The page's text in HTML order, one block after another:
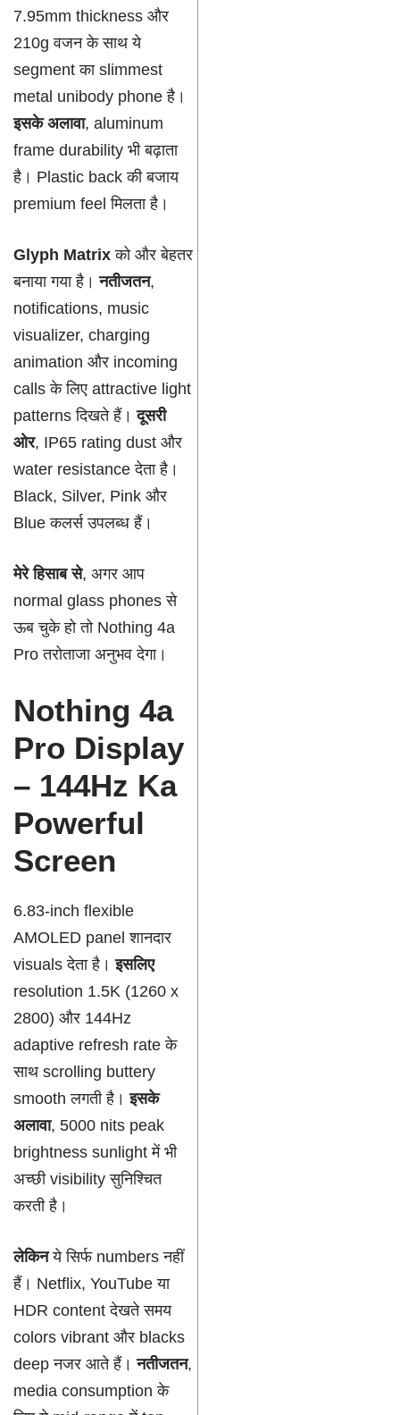
7.95mm thickness और
210g वजन के साथ ये
segment का slimmest
metal unibody phone है।
इसके अलावा, aluminum
frame durability भी बढ़ाता
है। Plastic back की बजाय
premium feel मिलता है।
Glyph Matrix को और बेहतर
बनाया गया है।नतीजतन,
notifications, music
visualizer, charging
animation और incoming
calls के लिए attractive light
patterns दिखते हैं।दूसरी
ओर, IP65 rating dust और
water resistance देता है।
Black, Silver, Pink और
Blue कलर्स उपलब्ध हैं।
मेरे हिसाब से, अगर आप
normal glass phones से
ऊब चुके हो तो Nothing 4a
Pro तरोताजा अनुभव देगा।
Nothing 4a
Pro Display
– 144Hz Ka
Powerful
Screen
6.83-inch flexible
AMOLED panel शानदार
visuals देता है।इसलिए
resolution 1.5K (1260 x
2800) और 144Hz
adaptive refresh rate के
साथ scrolling buttery
smooth लगती है।इसके
अलावा, 5000 nits peak
brightness sunlight में भी
अच्छी visibility सुनिश्चित
करती है।
लेकिनये सिर्फ numbers नहीं
हैं। Netflix, YouTube या
HDR content देखते समय
colors vibrant और blacks
deep नजर आते हैं।नतीजतन,
media consumption के